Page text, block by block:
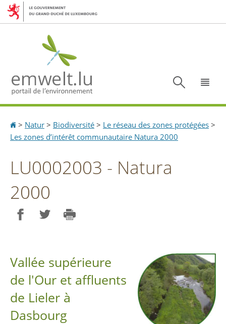
Aller
Aller
Accueil
> Natur > Biodiversité > Le réseau des zones protégées >
Les zones d’intérêt communautaire Natura 2000
LU0002003 - Natura
2000
Vallée supérieure
de l'Our et affluents
de Lieler à
Dasbourg